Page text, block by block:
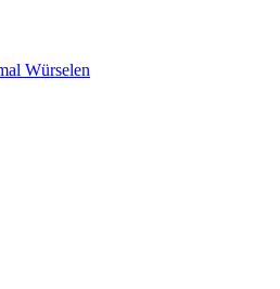
Würselen